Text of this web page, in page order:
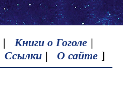
| Книги о Гоголе |
Ссылки | О сайте ]